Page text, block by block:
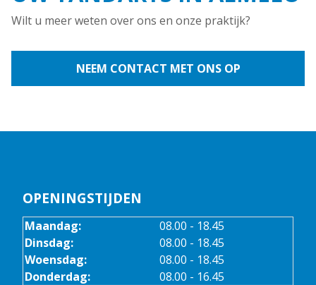
Wilt u meer weten over ons en onze praktijk?
NEEM CONTACT MET ONS OP
OPENINGSTIJDEN
Maandag:
08.00 - 18.45
Dinsdag:
08.00 - 18.45
Woensdag:
08.00 - 18.45
Donderdag:
08.00 - 16.45